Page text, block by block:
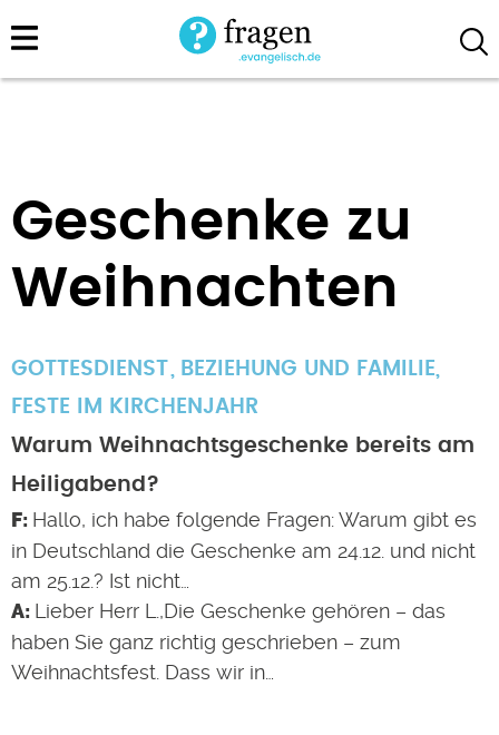
Direkt
zum
Geschenke zu
Weihnachten
GOTTESDIENST BEZIEHUNG UND FAMILIE,
FESTE IM KIRCHENJAHR
Warum Weihnachtsgeschenke bereits am
Heiligabend?
Hallo, ich habe folgende Fragen: Warum gibt es
in Deutschland die Geschenke am 24.12. und nicht
am 25.12.? Ist nicht…
Lieber Herr L.,Die Geschenke gehören – das
haben Sie ganz richtig geschrieben – zum
Weihnachtsfest. Dass wir in…